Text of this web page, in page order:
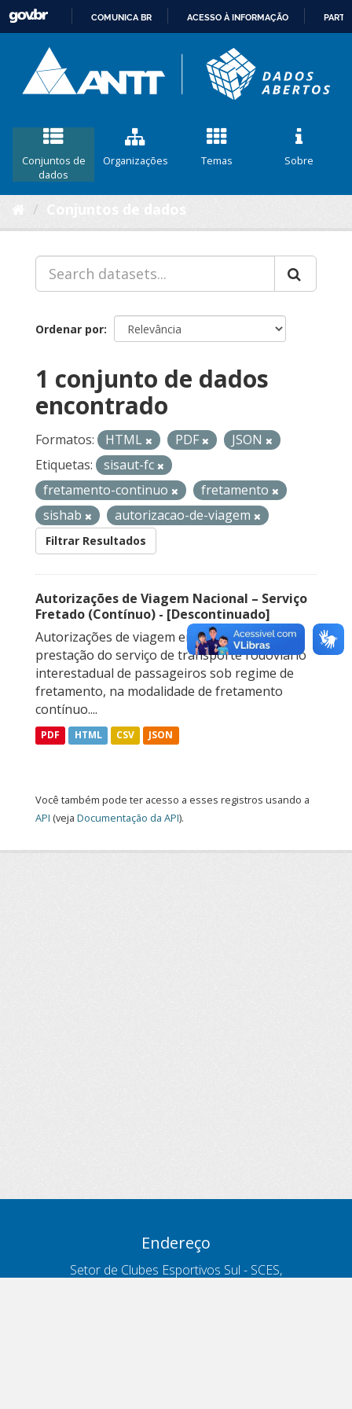
CONTEÚDO
COMUNICA BR ACESSO À INFORMAÇÃO
Conjuntos de
dados
Organizações Temas Sobre
Ordenar por
1 conjunto de dados
encontrado
Formatos: HTML PDF
JSON
Etiquetas:
sisaut-fc
fretamento-continuo
fretamento
sishab
autorizacao-de-viagem
Filtrar Resultados
Autorizações de Viagem Nacional – Serviço
Fretado (Contínuo) - [Descontinuado]
Autorizações de viagem emitidas para a
prestação do serviço de transporte rodoviário
interestadual de passageiros sob regime de
fretamento, na modalidade de fretamento
contínuo....
PDF HTML CSV JSON
Você também pode ter acesso a esses registros usando a
API (veja Documentação da API).
Endereço
Setor de Clubes Esportivos Sul - SCES,